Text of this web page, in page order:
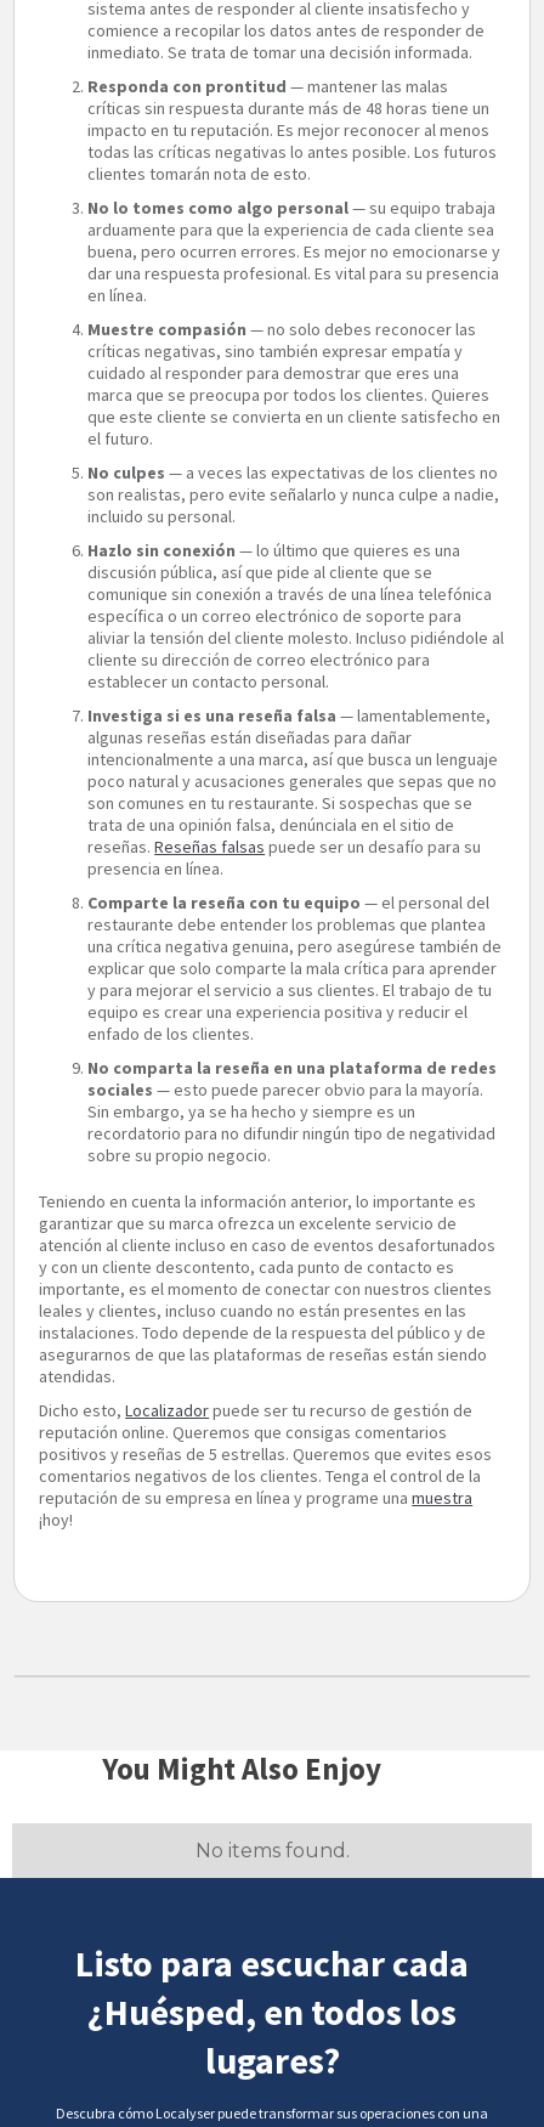
sistema antes de responder al cliente insatisfecho y
comience a recopilar los datos antes de responder de
inmediato. Se trata de tomar una decisión informada.
Responda con prontitud — mantener las malas
críticas sin respuesta durante más de 48 horas tiene un
impacto en tu reputación. Es mejor reconocer al menos
todas las críticas negativas lo antes posible. Los futuros
clientes tomarán nota de esto.
No lo tomes como algo personal— su equipo trabaja
arduamente para que la experiencia de cada cliente sea
buena, pero ocurren errores. Es mejor no emocionarse y
dar una respuesta profesional. Es vital para su presencia
en línea.
Muestre compasión — no solo debes reconocer las
críticas negativas, sino también expresar empatía y
cuidado al responder para demostrar que eres una
marca que se preocupa por todos los clientes. Quieres
que este cliente se convierta en un cliente satisfecho en
el futuro.
No culpes — a veces las expectativas de los clientes no
son realistas, pero evite señalarlo y nunca culpe a nadie,
incluido su personal.
Hazlo sin conexión — lo último que quieres es una
discusión pública, así que pide al cliente que se
comunique sin conexión a través de una línea telefónica
específica o un correo electrónico de soporte para
aliviar la tensión del cliente molesto. Incluso pidiéndole al
cliente su dirección de correo electrónico para
establecer un contacto personal.
Investiga si es una reseña falsa — lamentablemente,
algunas reseñas están diseñadas para dañar
intencionalmente a una marca, así que busca un lenguaje
poco natural y acusaciones generales que sepas que no
son comunes en tu restaurante. Si sospechas que se
trata de una opinión falsa, denúnciala en el sitio de
reseñas.Reseñas falsas puede ser un desafío para su
presencia en línea.
Comparte la reseña con tu equipo — el personal del
restaurante debe entender los problemas que plantea
una crítica negativa genuina, pero asegúrese también de
explicar que solo comparte la mala crítica para aprender
y para mejorar el servicio a sus clientes. El trabajo de tu
equipo es crear una experiencia positiva y reducir el
enfado de los clientes.
No comparta la reseña en una plataforma de redes
sociales — esto puede parecer obvio para la mayoría.
Sin embargo, ya se ha hecho y siempre es un
recordatorio para no difundir ningún tipo de negatividad
sobre su propio negocio.
Teniendo en cuenta la información anterior, lo importante es
garantizar que su marca ofrezca un excelente servicio de
atención al cliente incluso en caso de eventos desafortunados
y con un cliente descontento, cada punto de contacto es
importante, es el momento de conectar con nuestros clientes
leales y clientes, incluso cuando no están presentes en las
instalaciones. Todo depende de la respuesta del público y de
asegurarnos de que las plataformas de reseñas están siendo
atendidas.
Dicho esto,Localizadorpuede ser tu recurso de gestión de
reputación online. Queremos que consigas comentarios
positivos y reseñas de 5 estrellas. Queremos que evites esos
comentarios negativos de los clientes. Tenga el control de la
reputación de su empresa en línea y programe unamuestra
¡hoy!
You Might Also Enjoy
No items found.
Listo para escuchar cada
¿Huésped, en todos los
lugares?
Descubra cómo Localyser puede transformar sus operaciones con una